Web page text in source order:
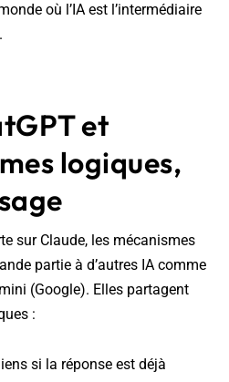
où l’IA est l’intermédiaire
et
logiques,
sur Claude, les mécanismes
partie à d’autres IA comme
(Google). Elles partagent
:
si la réponse est déjà